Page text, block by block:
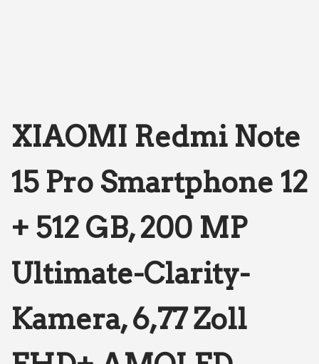
XIAOMI Redmi Note
15 Pro Smartphone 12
+ 512 GB, 200 MP
Ultimate-Clarity-
Kamera, 6,77 Zoll